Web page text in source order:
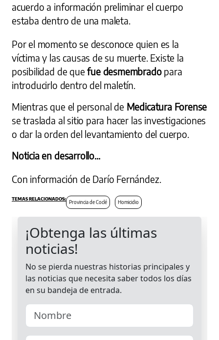
acuerdo a información preliminar el cuerpo
estaba dentro de una maleta.
Por el momento se desconoce quien es la
víctima y las causas de su muerte. Existe la
posibilidad de quefue desmembrado para
introducirlo dentro del maletín.
Mientras que el personal de Medicatura Forense
se traslada al sitio para hacer las investigaciones
o dar la orden del levantamiento del cuerpo.
Noticia en desarrollo...
Con información de Darío Fernández.
Provincia de Coclé Homicidio